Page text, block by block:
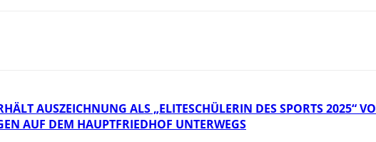
AUSZEICHNUNG ALS „ELITESCHÜLERIN DES SPORTS 2025“
AUF DEM HAUPTFRIEDHOF UNTERWEGS